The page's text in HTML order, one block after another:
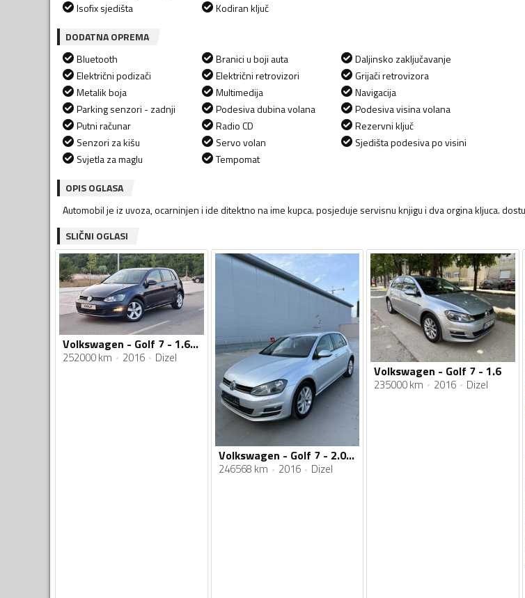
Isofix sjedišta
Kodiran ključ
DODATNA OPREMA
Bluetooth
Električni podizači
Metalik boja
Parking senzori - zadnji
Putni računar
Senzori za kišu
Svjetla za maglu
Branici u boji auta
Električni retrovizori
Multimedija
Podesiva dubina volana
Radio CD
Servo volan
Tempomat
Daljinsko zaključavanje
Grijači retrovizora
Navigacija
Podesiva visina volana
Rezervni ključ
Sjedišta podesiva po visini
OPIS OGLASA
Automobil je iz uvoza, ocarninjen i ide ditektno na ime kupca. posjeduje servisnu knjigu i dva orgina kljuca.
SLIČNI OGLASI
Volkswagen - Golf 7 - 1.6tdi 81kw
252000 km 2016 Dizel
Volkswagen - Golf 7 - 2.0 TDI ALLSTAR
246568 km 2016 Dizel
Volkswagen - Golf 7 - 1.6
235000 km 2016 Dizel